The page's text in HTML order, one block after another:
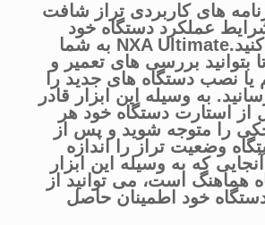
های کاربردی تراز شافت
عملکرد دستگاه خود
محافظت می کنید.NXA Ultimate به شما
بتوانید بررسی های تعمیر و
یا نصب دستگاه های جدید را
به وسیله این ابزار قادر
از استارت دستگاه خود هر
را متوجه شوید و پس از
وضعیت تراز را اندازه
که به وسیله این ابزار
هماهنگ است، می توانید از
خود اطمینان حاصل